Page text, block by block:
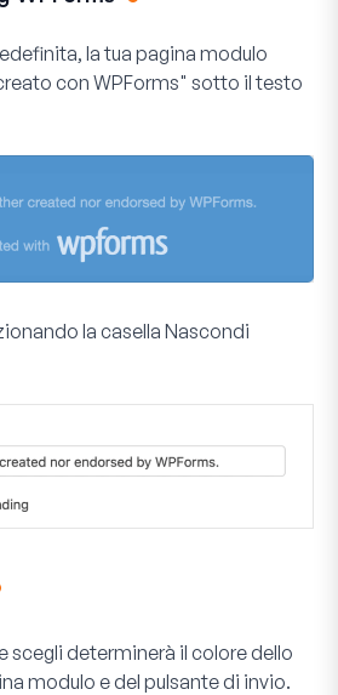
la tua pagina modulo
con WPForms" sotto il testo
la casella Nascondi
scegli determinerà il colore dello
modulo e del pulsante di invio.